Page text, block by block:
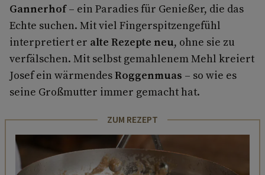
Gannerhof– ein Paradies für Genießer, die das
Echte suchen. Mit viel Fingerspitzengefühl
interpretiert er alte Rezepte neu, ohne sie zu
verfälschen. Mit selbst gemahlenem Mehl kreiert
Josef ein wärmendesRoggenmuas – so wie es
seine Großmutter immer gemacht hat.
ZUM REZEPT